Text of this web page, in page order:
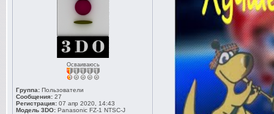
Осваиваюсь
Группа: Пользователи
Сообщения: 27
Регистрация: 07 апр 2020, 14:43
Модель 3DO: Panasonic FZ-1 NTSC-J